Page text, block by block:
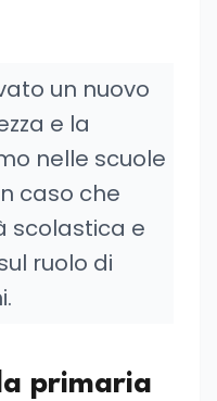
un nuovo
e la
nelle scuole
caso che
scolastica e
ruolo di
primaria